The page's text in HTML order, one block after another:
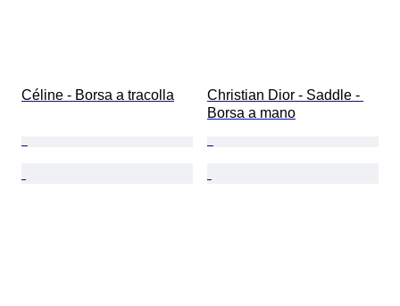
Céline - Borsa a tracolla
Christian Dior - Saddle -
Borsa a mano